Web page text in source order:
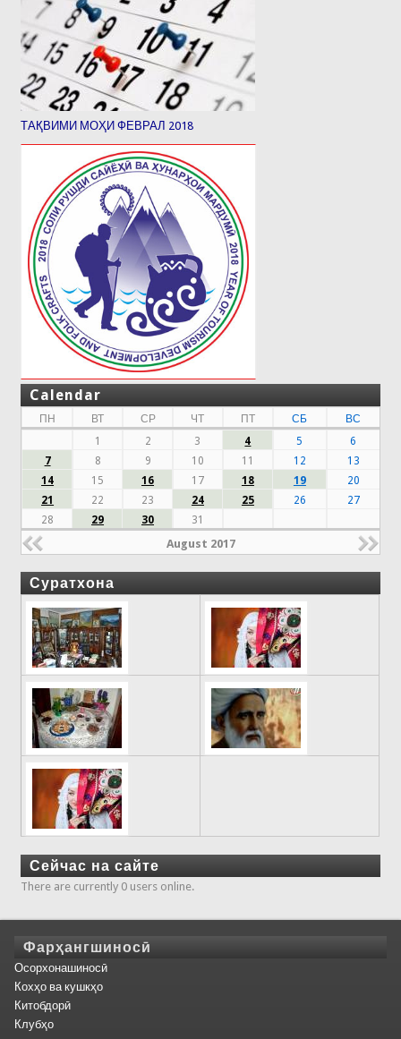
ТАҚВИМИ МОҲИ ФЕВРАЛ 2018
Calendar
ПН ВТ СР ЧТ ПТ СБ
ВС
1
2 3 4 5
6
7
8 9 10 11 12
13
14
15 16 17 18 19
20
21
22 23 24 25 26
27
28
29 30 31
August 2017
Суратхона
Сейчас на сайте
There are currently 0 users online.
Фарҳангшиносӣ
Осорхонашиносӣ
Кохҳо ва кушкҳо
Китобдорӣ
Клубҳо